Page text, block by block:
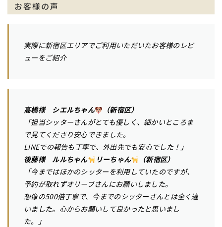
お客様の声
実際に新宿区エリアでご利用いただいたお客様のレビ
ューをご紹介
高橋様 シエルちゃん
（新宿区）
「担当シッターさんがとても優しく、細かいところま
で見てくださり安心できました。
LINEでの報告も丁寧で、外出先でも安心でした！」
後藤様 ルルちゃん
リーちゃん
（新宿区）
「今まではほかのシッターを利用していたのですが、
予約が取れずオリーブさんにお願いしました。
想像の500倍丁寧で、今までのシッターさんとは全く違
いました。心からお願いして良かったと思いまし
た。」